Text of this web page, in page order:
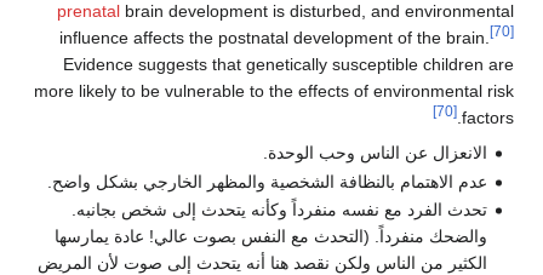
prenatalbrain development is disturbed, and
influence affects the postnatal development
Evidence suggests that genetically
more likely to be vulnerable to the effects of
الناس وحب الوحدة.
بالنظافة الشخصية والمظهر الخارجي بشكل واضح.
مع نفسه منفرداً وكأنه يتحدث إلى شخص بجانبه.
(التحدث مع النفس بصوت عالي! عادة يمارسها
ولكن نقصد هنا أنه يتحدث إلى صوت لأن المريض